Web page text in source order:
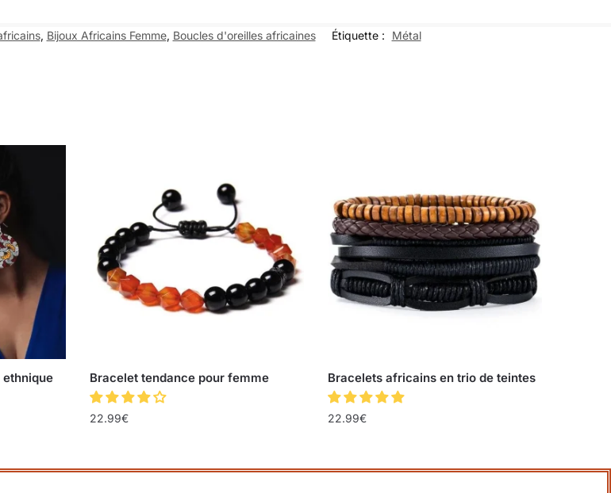
, Bijoux Africains Femme, Boucles d'oreilles africaines Étiquette : Métal
ethnique Bracelet tendance pour femme
22.99€
Bracelets africains en trio de teintes
22.99€